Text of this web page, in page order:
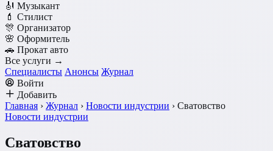
🎻 Музыкант
💄 Стилист
🎊 Организатор
🌸 Оформитель
🚗 Прокат авто
Все услуги →
Специалисты Анонсы Журнал
Войти
Добавить
Главная › Журнал › Новости индустрии › Сватовство
Новости индустрии
Сватовство